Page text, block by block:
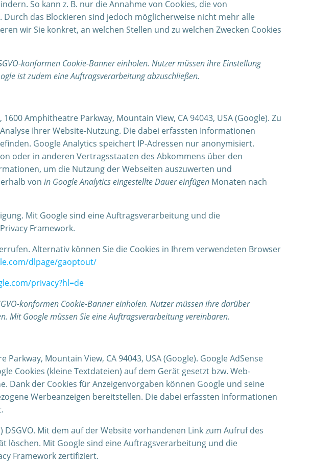
So kann z. B. nur die Annahme von Cookies, die von
das Blockieren sind jedoch möglicherweise nicht mehr alle
wir Sie konkret, an welchen Stellen und zu welchen Zwecken Cookies
konformen Cookie-Banner einholen. Nutzer müssen ihre Einstellung
ist zudem eine Auftragsverarbeitung abzuschließen.
Amphitheatre Parkway, Mountain View, CA 94043, USA (Google). Zu
Ihrer Website-Nutzung. Die dabei erfassten Informationen
Google Analytics speichert IP-Adressen nur anonymisiert.
oder in anderen Vertragsstaaten des Abkommens über den
um die Nutzung der Webseiten auszuwerten und
von in Google Analytics eingestellte Dauer einfügen Monaten nach
Mit Google sind eine Auftragsverarbeitung und die
Framework.
Alternativ können Sie die Cookies in Ihrem verwendeten Browser
dlpage/gaoptout/
privacy?hl=de
konformen Cookie-Banner einholen. Nutzer müssen ihre darüber
Mit Google müssen Sie eine Auftragsverarbeitung vereinbaren.
Mountain View, CA 94043, USA (Google). Google AdSense
Cookies (kleine Textdateien) auf dem Gerät gesetzt bzw. Web-
Dank der Cookies für Anzeigenvorgaben können Google und seine
Werbeanzeigen bereitstellen. Die dabei erfassten Informationen
Mit dem auf der Website vorhandenen Link zum Aufruf des
löschen. Mit Google sind eine Auftragsverarbeitung und die
Framework zertifiziert.